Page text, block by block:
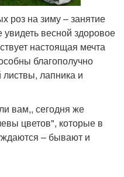
роз на зиму – занятие
увидеть весной здоровое
настоящая мечта
благополучно
листвы, лапника и
вам,, сегодня же
цветов", которые в
– бывают и